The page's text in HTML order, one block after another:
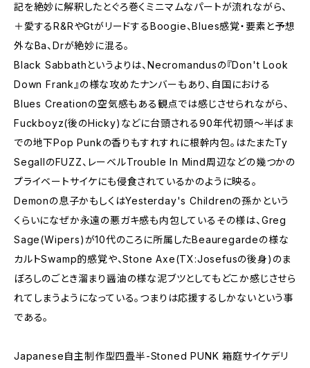
記を絶妙に解釈したとぐろ巻くミニマムなパートが流れながら、
＋愛するR&RやGtがリードするBoogie、Blues感覚・要素と予想
外なBa、Drが絶妙に混る。
Black Sabbathというよりは、Necromandusの『Don't Look
Down Frank』の様な攻めたナンバーもあり、自国における
Blues Creationの空気感もある観点では感じさせられながら、
Fuckboyz(後のHicky)などに台頭される90年代初頭～半ばま
での地下Pop Punkの香りもすれすれに根幹内包。はたまたTy
SegallのFUZZ、レーベルTrouble In Mind周辺などの幾つかの
プライベートサイケにも侵食されているかのように映る。
Demonの息子かもしくはYesterday's Childrenの孫かという
くらいになぜか永遠の悪ガキ感も内包しているその様は、Greg
Sage(Wipers)が10代のころに所属したBeauregardeの様な
カルトSwamp的感覚や、Stone Axe(TX:Josefusの後身)のま
ぼろしのごとき溜まり醤油の様な泥ブツとしてもどこか感じさせら
れてしまうようになっている。つまりは応援するしかないという事
である。
Japanese自主制作型四畳半-Stoned PUNK 箱庭サイケデリ